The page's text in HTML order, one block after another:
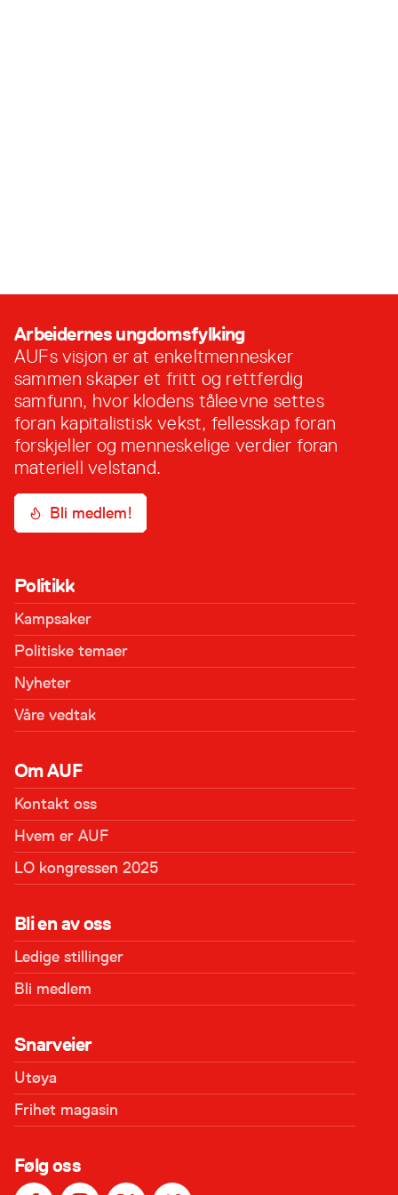
Arbeidernes ungdomsfylking
AUFs visjon er at enkeltmennesker
sammen skaper et fritt og rettferdig
samfunn, hvor klodens tåleevne settes
foran kapitalistisk vekst, fellesskap foran
forskjeller og menneskelige verdier foran
materiell velstand.
Bli medlem!
Politikk
Kampsaker
Politiske temaer
Nyheter
Våre vedtak
Om AUF
Kontakt oss
Hvem er AUF
LO kongressen 2025
Bli en av oss
Ledige stillinger
Bli medlem
Snarveier
Utøya
Frihet magasin
Følg oss